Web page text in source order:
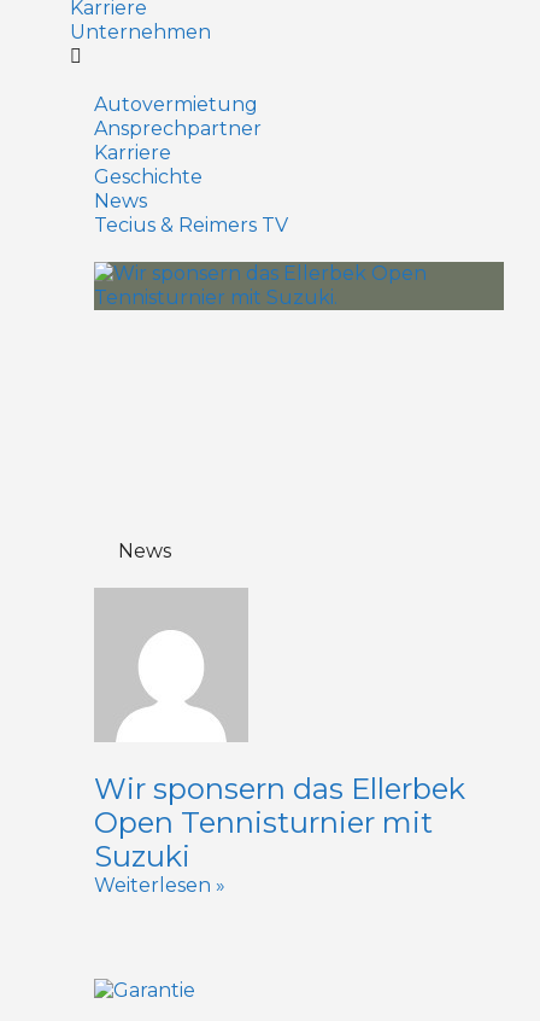
Karriere
Unternehmen
Autovermietung
Ansprechpartner
Karriere
Geschichte
News
Tecius & Reimers TV
News
Wir sponsern das Ellerbek
Open Tennisturnier mit
Suzuki
Weiterlesen »